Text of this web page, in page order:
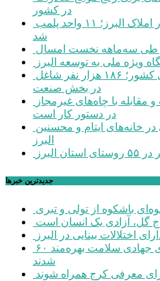
در کشور
شد
ویژه ملی به توسعه البرز
در بخش صنعت
در دستور کار است
البرز
جديدترين خبرها
باشکوه از تولی و تبری
گل، آزادی یک انسان است
۶۰ هزار البرزی از خدمات اردوهای جهادی سلامت بهره‌مند
شدند
معرفی کرج همراه شوند